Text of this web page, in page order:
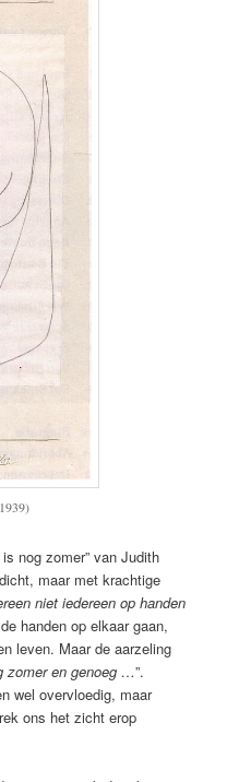
nog zomer” van Judith
maar met krachtige
niet iedereen op handen
handen op elkaar gaan,
leven. Maar de aarzeling
zomer en genoeg …”.
wel overvloedig, maar
ons het zicht erop